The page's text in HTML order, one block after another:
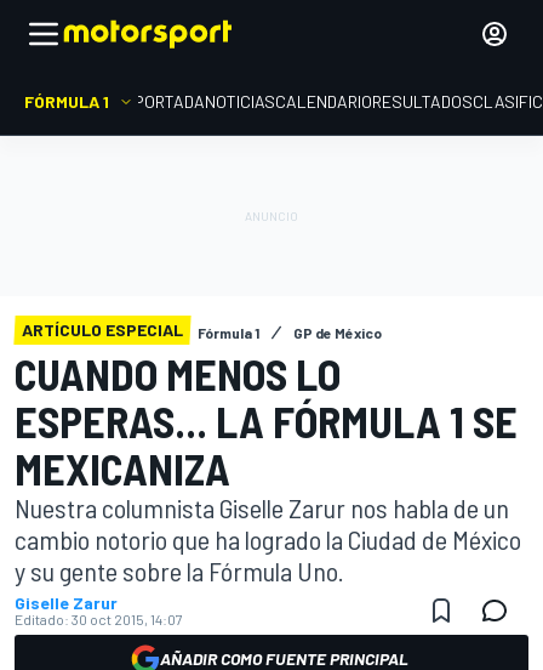
FÓRMULA 1 PORTADANOTICIASCALENDARIORESULTADOS
ARTÍCULO ESPECIAL Fórmula 1 GP de México
CUANDO MENOS LO
ESPERAS... LA FÓRMULA 1 SE
MEXICANIZA
Nuestra columnista Giselle Zarur nos habla de un
cambio notorio que ha logrado la Ciudad de México
y su gente sobre la Fórmula Uno.
Giselle Zarur
Editado: 30 oct 2015, 14:07
AÑADIR COMO FUENTE PRINCIPAL